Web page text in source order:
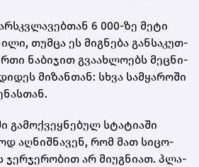
6 000-ზე მეტი
თუმ­ცა ეს მიგ­ნე­ბა გან­სა­კუთ­
ნა­ბი­ჯით გვა­ახ­ლო­ებს მეც­ნი­
მი­ზან­თან: სხვა სამ­ყა­რო­ში
გა­მოქ­ვეყ­ნე­ბულ სტა­ტი­ა­ში
აღ­ნიშ­ნა­ვენ, რომ მათ სი­ცო­
ჯერ­ჯე­რო­ბით არ მი­უგ­ნი­ათ. პლა­